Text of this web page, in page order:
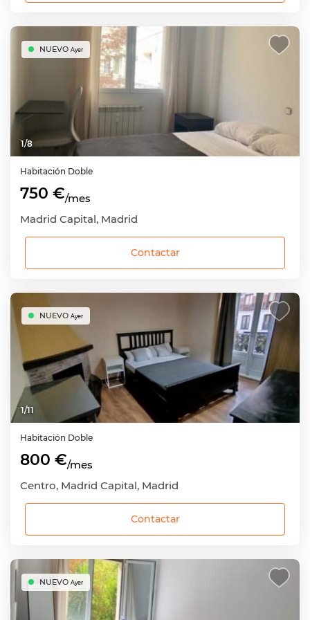
1/8
NUEVO Ayer
Habitación Doble
750 €/mes
Madrid Capital, Madrid
Contactar
1/11
NUEVO Ayer
Habitación Doble
800 €/mes
Centro, Madrid Capital, Madrid
Contactar
NUEVO Ayer